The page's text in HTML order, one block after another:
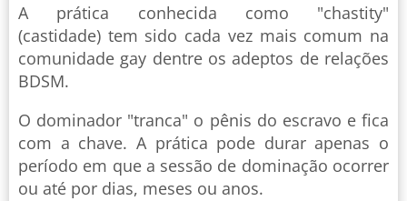
A prática conhecida como "chastity"
(castidade) tem sido cada vez mais comum na
comunidade gay dentre os adeptos de relações
BDSM.
O dominador "tranca" o pênis do escravo e fica
com a chave. A prática pode durar apenas o
período em que a sessão de dominação ocorrer
ou até por dias, meses ou anos.